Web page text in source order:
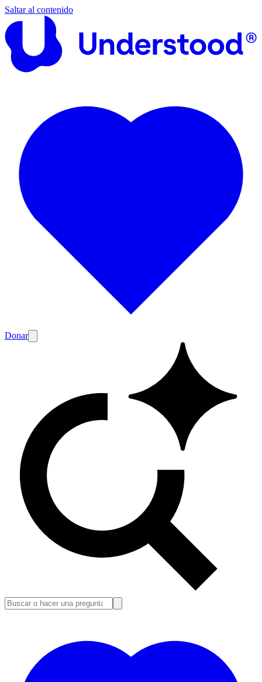
Saltar al contenido
Donar